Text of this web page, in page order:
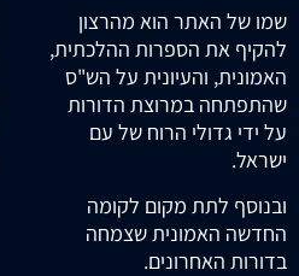
שמו של האתר הוא מהרצון
להקיף את הספרות ההלכתית,
האמונית, והעיונית על הש"ס
שהתפתחה במרוצת הדורות
על ידי גדולי הרוח של עם
ישראל.
ובנוסף לתת מקום לקומה
החדשה האמונית שצמחה
בדורות האחרונים.